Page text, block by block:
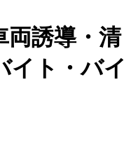
両誘導・清
イト・バイ